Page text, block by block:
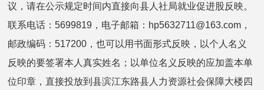
议，请在公示规定时间内直接向县人社局就业促进股反映。
联系电话：5699819，电子邮箱：hp5632711@163.com，
邮政编码：517200，也可以用书面形式反映，以个人名义
反映的要签署本人真实姓名；以单位名义反映的应加盖本单
位印章，直接投放到县滨江东路县人力资源社会保障大楼四